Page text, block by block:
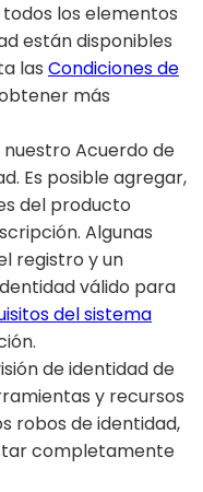
los elementos
están disponibles
las Condiciones de
más
nuestro Acuerdo de
Es posible agregar,
del producto
Algunas
registro y un
válido para
del sistema
de identidad de
y recursos
robos de identidad,
completamente